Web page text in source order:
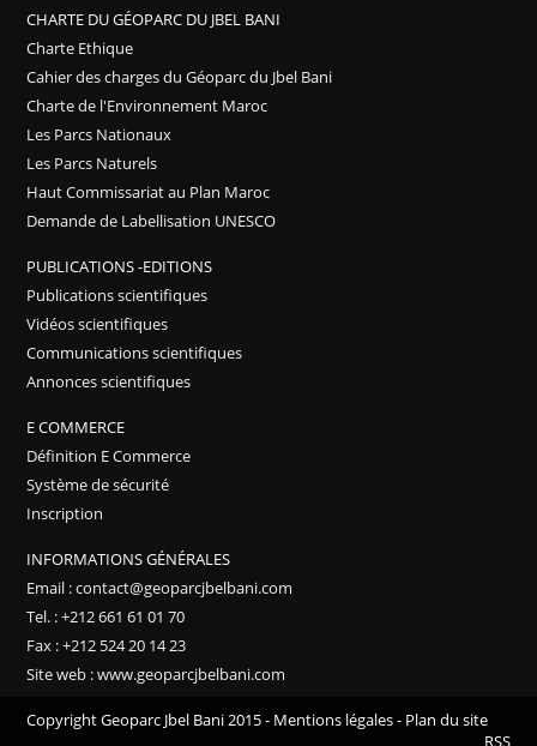
CHARTE DU GÉOPARC DU JBEL BANI
Charte Ethique
Cahier des charges du Géoparc du Jbel Bani
Charte de l'Environnement Maroc
Les Parcs Nationaux
Les Parcs Naturels
Haut Commissariat au Plan Maroc
Demande de Labellisation UNESCO
PUBLICATIONS -EDITIONS
Publications scientifiques
Vidéos scientifiques
Communications scientifiques
Annonces scientifiques
E COMMERCE
Définition E Commerce
Système de sécurité
Inscription
INFORMATIONS GÉNÉRALES
Email : contact@geoparcjbelbani.com
Tel. : +212 661 61 01 70
Fax : +212 524 20 14 23
Site web : www.geoparcjbelbani.com
Copyright Geoparc Jbel Bani 2015 - Mentions légales- Plan du site
RSS